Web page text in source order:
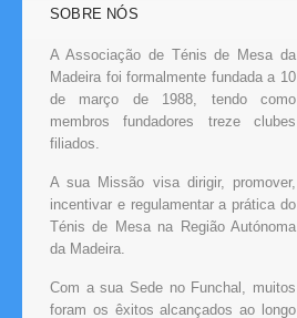
SOBRE NÓS
A Associação de Ténis de Mesa da
Madeira foi formalmente fundada a 10
de março de 1988, tendo como
membros fundadores treze clubes
filiados.
A sua Missão visa dirigir, promover,
incentivar e regulamentar a prática do
Ténis de Mesa na Região Autónoma
da Madeira.
Com a sua Sede no Funchal, muitos
foram os êxitos alcançados ao longo